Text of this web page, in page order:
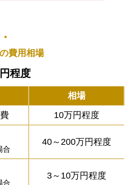
の費用相場
程度
相場
10万円程度
合
40～200万円程度
合
3～10万円程度